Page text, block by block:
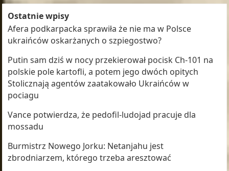
Ostatnie wpisy
Afera podkarpacka sprawiła że nie ma w Polsce
ukraińców oskarżanych o szpiegostwo?
Putin sam dziś w nocy przekierował pocisk Ch-101 na
polskie pole kartofli, a potem jego dwóch opitych
Stolicznają agentów zaatakowało Ukraińców w
pociagu
Vance potwierdza, że pedofil-ludojad pracuje dla
mossadu
Burmistrz Nowego Jorku: Netanjahu jest
zbrodniarzem, którego trzeba aresztować